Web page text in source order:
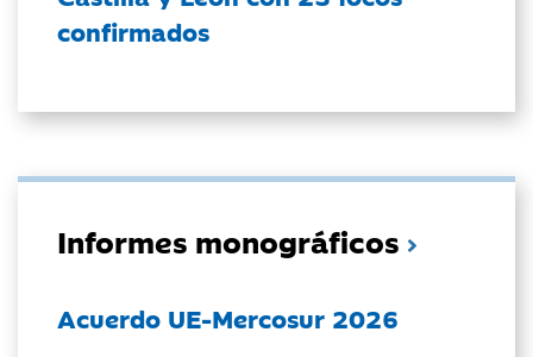
confirmados
Informes monográficos
Acuerdo UE-Mercosur 2026